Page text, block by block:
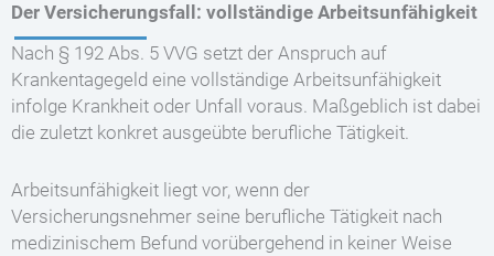
Der Versicherungsfall: vollständige Arbeitsunfähigkeit
Nach § 192 Abs. 5 VVG setzt der Anspruch auf
Krankentagegeld eine vollständige Arbeitsunfähigkeit
infolge Krankheit oder Unfall voraus. Maßgeblich ist dabei
die zuletzt konkret ausgeübte berufliche Tätigkeit.
Arbeitsunfähigkeit liegt vor, wenn der
Versicherungsnehmer seine berufliche Tätigkeit nach
medizinischem Befund vorübergehend in keiner Weise